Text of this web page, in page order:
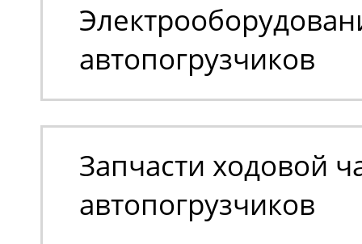
автопогрузчиков
Запчасти ходовой
автопогрузчиков